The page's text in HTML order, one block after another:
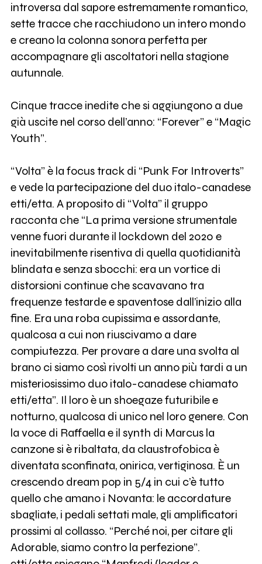
introversa dal sapore estremamente romantico,
sette tracce che racchiudono un intero mondo
e creano la colonna sonora perfetta per
accompagnare gli ascoltatori nella stagione
autunnale.
Cinque tracce inedite che si aggiungono a due
già uscite nel corso dell’anno: “Forever” e “Magic
Youth”.
“Volta” è la focus track di “Punk For Introverts”
e vede la partecipazione del duo italo-canadese
etti/etta. A proposito di “Volta” il gruppo
racconta che “La prima versione strumentale
venne fuori durante il lockdown del 2020 e
inevitabilmente risentiva di quella quotidianità
blindata e senza sbocchi: era un vortice di
distorsioni continue che scavavano tra
frequenze testarde e spaventose dall’inizio alla
fine. Era una roba cupissima e assordante,
qualcosa a cui non riuscivamo a dare
compiutezza. Per provare a dare una svolta al
brano ci siamo così rivolti un anno più tardi a un
misteriosissimo duo italo-canadese chiamato
etti/etta”. Il loro è un shoegaze futuribile e
notturno, qualcosa di unico nel loro genere. Con
la voce di Raffaella e il synth di Marcus la
canzone si è ribaltata, da claustrofobica è
diventata sconfinata, onirica, vertiginosa. È un
crescendo dream pop in 5/4 in cui c’è tutto
quello che amano i Novanta: le accordature
sbagliate, i pedali settati male, gli amplificatori
prossimi al collasso. “Perché noi, per citare gli
Adorable, siamo contro la perfezione”.